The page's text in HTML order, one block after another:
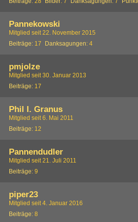
Pannekowski
Mitglied seit 22. November 2015
Beiträge 17 Danksagungen 4
pmjolze
Mitglied seit 30. Januar 2013
Beiträge 17
Phil I. Granus
Mitglied seit 6. Mai 2011
Beiträge 12
Pannendudler
Mitglied seit 21. Juli 2011
Beiträge 9
piper23
Mitglied seit 4. Januar 2016
Beiträge 8